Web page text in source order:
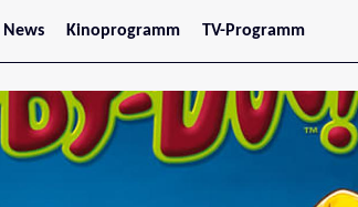
News
Stars
Kinoprogramm
Jetzt im Kino
Wien
Niederösterreich
Oberösterreich
Steiermark
TV-Programm